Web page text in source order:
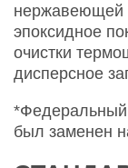
нержавеющей
эпоксидное
очистки
дисперсное
*Федеральный
был заменен